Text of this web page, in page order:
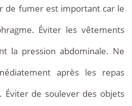
de fumer est important car le
Éviter les vêtements
la pression abdominale. Ne
après les repas
Éviter de soulever des objets